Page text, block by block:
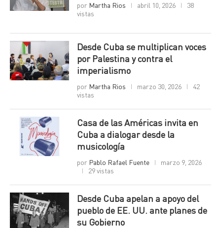
por Martha Rios abril 10, 2026
38
vistas
Desde Cuba se multiplican voces
por Palestina y contra el
imperialismo
por Martha Rios marzo 30, 2026
42
vistas
Casa de las Américas invita en
Cuba a dialogar desde la
musicología
por Pablo Rafael Fuente
marzo 9, 2026
29 vistas
Desde Cuba apelan a apoyo del
pueblo de EE. UU. ante planes de
su Gobierno